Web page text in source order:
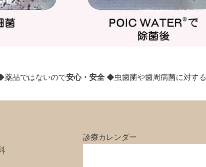
薬品ではないので安心・安全 ◆虫歯菌や歯周病菌に対する
診療カレンダー